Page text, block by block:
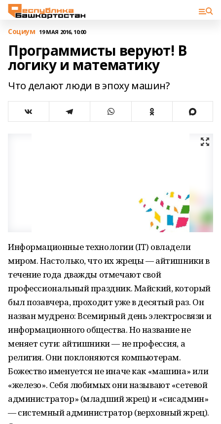
Cоциум 19 МАЯ 2016, 10:00
Программисты веруют! В
логику и математику
Что делают люди в эпоху машин?
Информационные технологии (IT) овладели
миром. Настолько, что их жрецы — айтишники в
течение года дважды отмечают свой
профессиональный праздник. Майский, который
был позавчера, проходит уже в десятый раз. Он
назван мудрено: Всемирный день электросвязи и
информационного общества. Но название не
меняет сути: айтишники — не профессия, а
религия. Они поклоняются компьютерам.
Божество именуется не иначе как «машина» или
«железо». Себя любимых они называют «сетевой
администратор» (младший жрец) и «сисадмин»
— системный администратор (верховный жрец).